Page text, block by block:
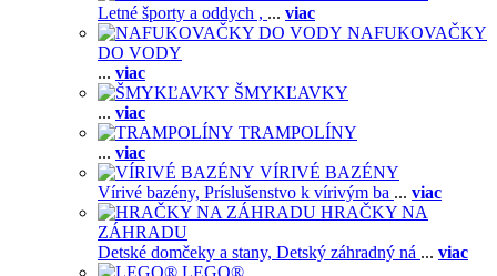
Letné športy a oddych , ... viac
NAFUKOVAČKY
DO VODY
... viac
ŠMYKĽAVKY
... viac
TRAMPOLÍNY
... viac
VÍRIVÉ BAZÉNY
Vírivé bazény, Príslušenstvo k vírivým ba ... viac
HRAČKY NA
ZÁHRADU
Detské domčeky a stany, Detský záhradný ná ... viac
LEGO®